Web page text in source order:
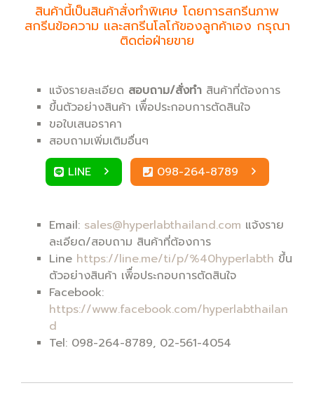
สินค้านี้เป็นสินค้าสั่งทำพิเศษ โดยการสกรีนภาพ
สกรีนข้อความ และสกรีนโลโก้ของลูกค้าเอง กรุณา
ติดต่อฝ่ายขาย
แจ้งรายละเอียด สอบถาม/สั่งทำ สินค้าที่ต้องการ
ขึ้นตัวอย่างสินค้า เพิื่อประกอบการตัดสินใจ
ขอใบเสนอราคา
สอบถามเพิ่มเติมอื่นๆ
LINE
098-264-8789
Email: sales@hyperlabthailand.com แจ้งราย
ละเอียด/สอบถาม สินค้าที่ต้องการ
Line https://line.me/ti/p/%40hyperlabth ขึ้น
ตัวอย่างสินค้า เพิื่อประกอบการตัดสินใจ
Facebook:
https://www.facebook.com/hyperlabthailan
d
Tel: 098-264-8789, 02-561-4054